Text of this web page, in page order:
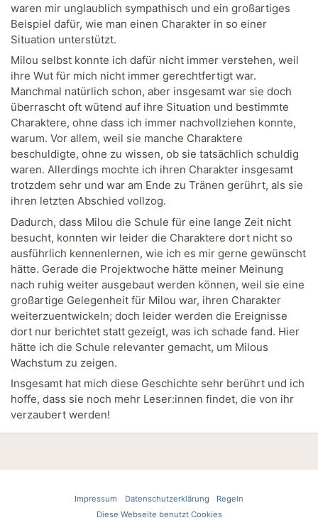
waren mir unglaublich sympathisch und ein großartiges
Beispiel dafür, wie man einen Charakter in so einer
Situation unterstützt.
Milou selbst konnte ich dafür nicht immer verstehen, weil
ihre Wut für mich nicht immer gerechtfertigt war.
Manchmal natürlich schon, aber insgesamt war sie doch
überrascht oft wütend auf ihre Situation und bestimmte
Charaktere, ohne dass ich immer nachvollziehen konnte,
warum. Vor allem, weil sie manche Charaktere
beschuldigte, ohne zu wissen, ob sie tatsächlich schuldig
waren. Allerdings mochte ich ihren Charakter insgesamt
trotzdem sehr und war am Ende zu Tränen gerührt, als sie
ihren letzten Abschied vollzog.
Dadurch, dass Milou die Schule für eine lange Zeit nicht
besucht, konnten wir leider die Charaktere dort nicht so
ausführlich kennenlernen, wie ich es mir gerne gewünscht
hätte. Gerade die Projektwoche hätte meiner Meinung
nach ruhig weiter ausgebaut werden können, weil sie eine
großartige Gelegenheit für Milou war, ihren Charakter
weiterzuentwickeln; doch leider werden die Ereignisse
dort nur berichtet statt gezeigt, was ich schade fand. Hier
hätte ich die Schule relevanter gemacht, um Milous
Wachstum zu zeigen.
Insgesamt hat mich diese Geschichte sehr berührt und ich
hoffe, dass sie noch mehr Leser:innen findet, die von ihr
verzaubert werden!
Impressum Datenschutzerklärung
Regeln
Diese Webseite benutzt Cookies